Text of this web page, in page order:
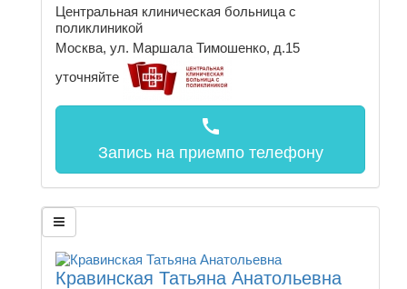
Центральная клиническая больница с
поликлиникой
Москва, ул. Маршала Тимошенко, д.15
уточняйте
call
Запись на приемпо телефону
Кравинская Татьяна Анатольевна